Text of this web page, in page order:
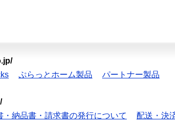
ぷらっとホーム製品 パートナー製品
・納品書・請求書の発行について 配送・決